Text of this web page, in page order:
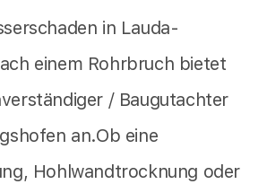
in Lauda-
einem Rohrbruch bietet
/ Baugutachter
an.Ob eine
Hohlwandtrocknung oder